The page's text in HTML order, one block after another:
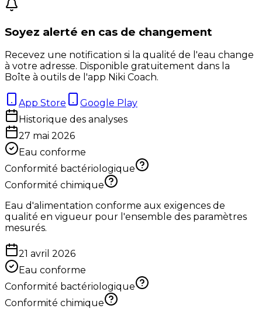
Soyez alerté en cas de changement
Recevez une notification si la qualité de l'eau change
à votre adresse. Disponible gratuitement dans la
Boîte à outils de l'app Niki Coach.
App Store
Google Play
Historique des analyses
27 mai 2026
Eau conforme
Conformité bactériologique
Conformité chimique
Eau d'alimentation conforme aux exigences de
qualité en vigueur pour l'ensemble des paramètres
mesurés.
21 avril 2026
Eau conforme
Conformité bactériologique
Conformité chimique